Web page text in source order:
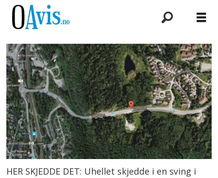
HER SKJEDDE DET: Uhellet skjedde i en sving i